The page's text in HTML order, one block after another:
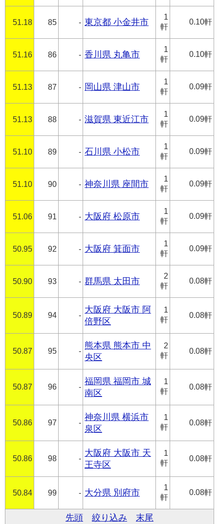
51.18 85 - 東京都 小金井市
1
軒
0.10軒
51.16 86 - 香川県 丸亀市
1
軒
0.10軒
51.13 87 - 岡山県 津山市
1
軒
0.09軒
51.13 88 - 滋賀県 東近江市
1
軒
0.09軒
51.10 89 - 石川県 小松市
1
軒
0.09軒
51.10 90 - 神奈川県 座間市
1
軒
0.09軒
51.06 91 - 大阪府 松原市
1
軒
0.09軒
50.95 92 - 大阪府 箕面市
1
軒
0.09軒
50.90 93 - 群馬県 太田市
2
軒
0.08軒
50.89 94 -
大阪府 大阪市 阿
倍野区
1
軒
0.08軒
50.87 95 -
熊本県 熊本市 中
央区
2
軒
0.08軒
50.87 96 -
福岡県 福岡市 城
南区
1
軒
0.08軒
50.86 97 -
神奈川県 横浜市
泉区
1
軒
0.08軒
50.86 98 -
大阪府 大阪市 天
王寺区
1
軒
0.08軒
50.84 99 - 大分県 別府市
1
軒
0.08軒
先頭 絞り込み 末尾